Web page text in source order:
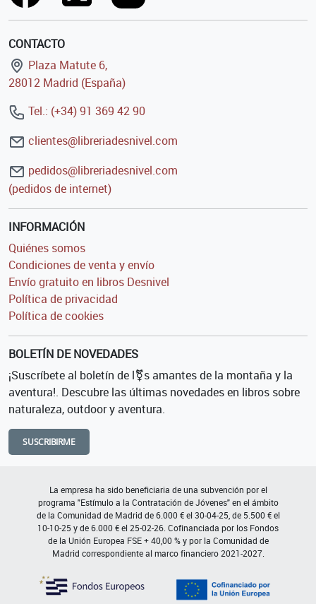
CONTACTO
Plaza Matute 6,
28012 Madrid (España)
Tel.: (+34) 91 369 42 90
clientes@libreriadesnivel.com
pedidos@libreriadesnivel.com
(pedidos de internet)
INFORMACIÓN
Quiénes somos
Condiciones de venta y envío
Envío gratuito en libros Desnivel
Política de privacidad
Política de cookies
BOLETÍN DE NOVEDADES
¡Suscríbete al boletín de l⚧s amantes de la montaña y la
aventura!. Descubre las últimas novedades en libros sobre
naturaleza, outdoor y aventura.
SUSCRIBIRME
La empresa ha sido beneficiaria de una subvención por el
programa "Estímulo a la Contratación de Jóvenes" en el ámbito
de la Comunidad de Madrid de 6.000 € el 30-04-25, de 5.500 € el
10-10-25 y de 6.000 € el 25-02-26. Cofinanciada por los Fondos
de la Unión Europea FSE + 40,00 % y por la Comunidad de
Madrid correspondiente al marco financiero 2021-2027.